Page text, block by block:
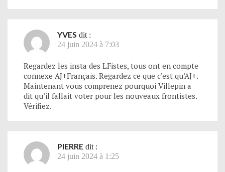
YVES dit :
24 juin 2024 à 7:03
Regardez les insta des LFistes, tous ont en compte
connexe AJ+Français. Regardez ce que c’est qu’AJ+.
Maintenant vous comprenez pourquoi Villepin a
dit qu’il fallait voter pour les nouveaux frontistes.
Vérifiez.
PIERRE dit :
24 juin 2024 à 1:25